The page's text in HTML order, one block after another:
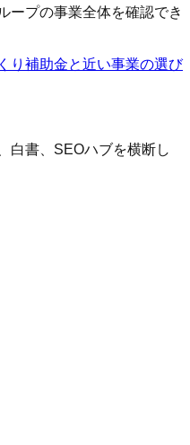
ープの事業全体を確認でき
り補助金と近い事業の選び
白書、SEOハブを横断し